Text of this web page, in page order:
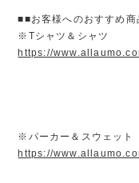
■■お客様へのおすすめ
※Tシャツ＆シャツ
https://
※パーカー＆スウェット
https://